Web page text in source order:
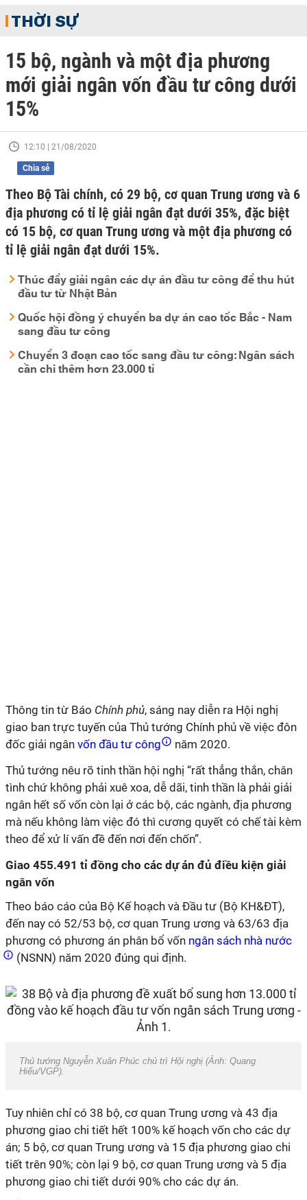
THỜI SỰ
15 bộ, ngành và một địa phương
mới giải ngân vốn đầu tư công dưới
15%
12:10 | 21/08/2020
Chia sẻ
Theo Bộ Tài chính, có 29 bộ, cơ quan Trung ương và 6
địa phương có tỉ lệ giải ngân đạt dưới 35%, đặc biệt
có 15 bộ, cơ quan Trung ương và một địa phương có
tỉ lệ giải ngân đạt dưới 15%.
Thúc đẩy giải ngân các dự án đầu tư công để thu hút
đầu tư từ Nhật Bản
Quốc hội đồng ý chuyển ba dự án cao tốc Bắc - Nam
sang đầu tư công
Chuyển 3 đoạn cao tốc sang đầu tư công: Ngân sách
cần chi thêm hơn 23.000 tỉ
Thông tin từ Báo Chính phủ, sáng nay diễn ra Hội nghị
giao ban trực tuyến của Thủ tướng Chính phủ về việc đôn
đốc giải ngân vốn đầu tư công
năm 2020.
Thủ tướng nêu rõ tinh thần hội nghị “rất thẳng thắn, chân
tình chứ không phải xuê xoa, dễ dãi, tinh thần là phải giải
ngân hết số vốn còn lại ở các bộ, các ngành, địa phương
mà nếu không làm việc đó thì cương quyết có chế tài kèm
theo để xử lí vấn đề đến nơi đến chốn”.
Giao 455.491 tỉ đồng cho các dự án đủ điều kiện giải
ngân vốn
Theo báo cáo của Bộ Kế hoạch và Đầu tư (Bộ KH&ĐT),
đến nay có 52/53 bộ, cơ quan Trung ương và 63/63 địa
phương có phương án phân bổ vốn ngân sách nhà nước
(NSNN) năm 2020 đúng qui định.
Thủ tướng Nguyễn Xuân Phúc chủ trì Hội nghị (Ảnh: Quang
Hiếu/VGP).
Tuy nhiên chỉ có 38 bộ, cơ quan Trung ương và 43 địa
phương giao chi tiết hết 100% kế hoạch vốn cho các dự
án; 5 bộ, cơ quan Trung ương và 15 địa phương giao chi
tiết trên 90%; còn lại 9 bộ, cơ quan Trung ương và 5 địa
phương giao chi tiết dưới 90% cho các dự án.